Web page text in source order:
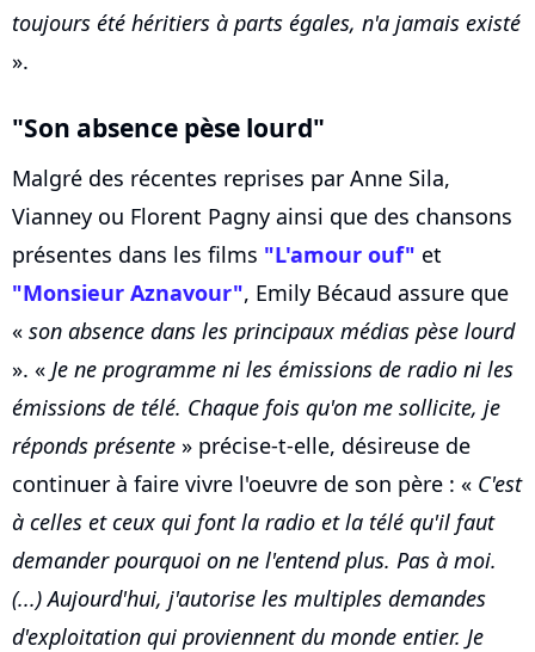
toujours été héritiers à parts égales, n'a jamais existé
».
"Son absence pèse lourd"
Malgré des récentes reprises par Anne Sila,
Vianney ou Florent Pagny ainsi que des chansons
présentes dans les films "L'amour ouf" et
"Monsieur Aznavour", Emily Bécaud assure que
« son absence dans les principaux médias pèse lourd
». « Je ne programme ni les émissions de radio ni les
émissions de télé. Chaque fois qu'on me sollicite, je
réponds présente » précise-t-elle, désireuse de
continuer à faire vivre l'oeuvre de son père : « C'est
à celles et ceux qui font la radio et la télé qu'il faut
demander pourquoi on ne l'entend plus. Pas à moi.
(...) Aujourd'hui, j'autorise les multiples demandes
d'exploitation qui proviennent du monde entier. Je